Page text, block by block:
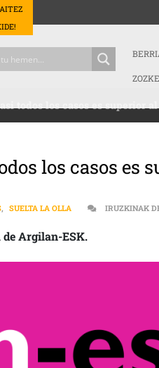
todos los casos es superior
los casos es
, SUELTA LA OLLA IRUZKINAK
Argilan-ESK.